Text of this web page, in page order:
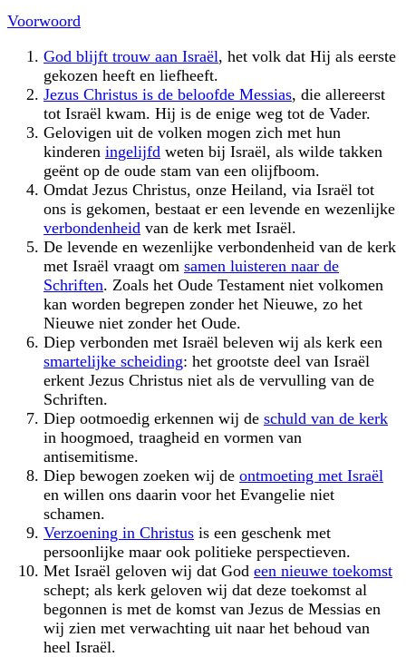
Voorwoord
God blijft trouw aan Israël, het volk dat Hij als eerste
gekozen heeft en liefheeft.
Jezus Christus is de beloofde Messias, die allereerst
tot Israël kwam. Hij is de enige weg tot de Vader.
Gelovigen uit de volken mogen zich met hun
kinderen ingelijfd weten bij Israël, als wilde takken
geënt op de oude stam van een olijfboom.
Omdat Jezus Christus, onze Heiland, via Israël tot
ons is gekomen, bestaat er een levende en wezenlijke
verbondenheid van de kerk met Israël.
De levende en wezenlijke verbondenheid van de kerk
met Israël vraagt om samen luisteren naar de
Schriften. Zoals het Oude Testament niet volkomen
kan worden begrepen zonder het Nieuwe, zo het
Nieuwe niet zonder het Oude.
Diep verbonden met Israël beleven wij als kerk een
smartelijke scheiding: het grootste deel van Israël
erkent Jezus Christus niet als de vervulling van de
Schriften.
Diep ootmoedig erkennen wij de schuld van de kerk
in hoogmoed, traagheid en vormen van
antisemitisme.
Diep bewogen zoeken wij de ontmoeting met Israël
en willen ons daarin voor het Evangelie niet
schamen.
Verzoening in Christus is een geschenk met
persoonlijke maar ook politieke perspectieven.
Met Israël geloven wij dat God een nieuwe toekomst
schept; als kerk geloven wij dat deze toekomst al
begonnen is met de komst van Jezus de Messias en
wij zien met verwachting uit naar het behoud van
heel Israël.